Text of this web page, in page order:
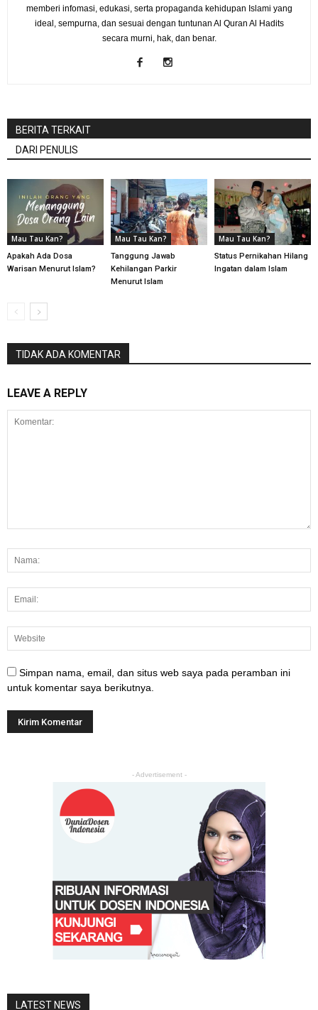
memberi infomasi, edukasi, serta propaganda kehidupan Islami yang
ideal, sempurna, dan sesuai dengan tuntunan Al Quran Al Hadits
secara murni, hak, dan benar.
BERITA TERKAIT
DARI PENULIS
Mau Tau Kan?
Apakah Ada Dosa
Warisan Menurut Islam?
Mau Tau Kan?
Tanggung Jawab
Kehilangan Parkir
Menurut Islam
Mau Tau Kan?
Status Pernikahan Hilang
Ingatan dalam Islam
TIDAK ADA KOMENTAR
LEAVE A REPLY
Simpan nama, email, dan situs web saya pada peramban ini
untuk komentar saya berikutnya.
- Advertisement -
LATEST NEWS